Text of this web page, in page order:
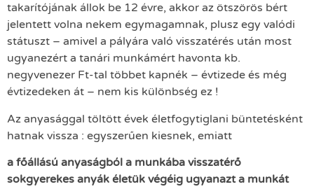
takarítójának állok be 12 évre, akkor az ötszörös bért
jelentett volna nekem egymagamnak, plusz egy valódi
státuszt – amivel a pályára való visszatérés után most
ugyanezért a tanári munkámért havonta kb.
negyvenezer Ft-tal többet kapnék – évtizede és még
évtizedeken át – nem kis különbség ez !
Az anyasággal töltött évek életfogytiglani büntetésként
hatnak vissza : egyszerűen kiesnek, emiatt
a főállású anyaságból a munkába visszatérő
sokgyerekes anyák életük végéig ugyanazt a munkát